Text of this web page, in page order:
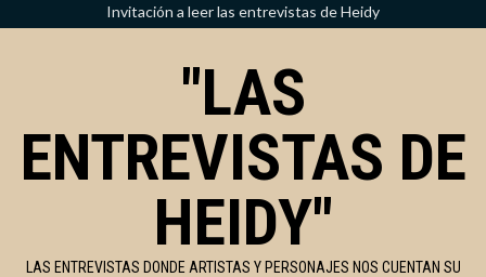
Invitación a leer las entrevistas de Heidy
"LAS
ENTREVISTAS DE
HEIDY"
LAS ENTREVISTAS DONDE ARTISTAS Y PERSONAJES NOS CUENTAN SU